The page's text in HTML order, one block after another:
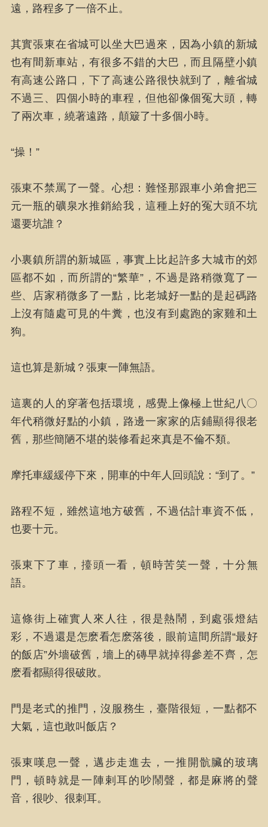
遠，路程多了一倍不止。
其實張東在省城可以坐大巴過來，因為小鎮的新城
也有間新車站，有很多不錯的大巴，而且隔壁小鎮
有高速公路口，下了高速公路很快就到了，離省城
不過三、四個小時的車程，但他卻像個冤大頭，轉
了兩次車，繞著遠路，顛簸了十多個小時。
“操！”
張東不禁罵了一聲。心想：難怪那跟車小弟會把三
元一瓶的礦泉水推銷給我，這種上好的冤大頭不坑
還要坑誰？
小裏鎮所謂的新城區，事實上比起許多大城市的郊
區都不如，而所謂的“繁華”，不過是路稍微寬了一
些、店家稍微多了一點，比老城好一點的是起碼路
上沒有隨處可見的牛糞，也沒有到處跑的家雞和土
狗。
這也算是新城？張東一陣無語。
這裏的人的穿著包括環境，感覺上像極上世紀八〇
年代稍微好點的小鎮，路邊一家家的店鋪顯得很老
舊，那些簡陋不堪的裝修看起來真是不倫不類。
摩托車緩緩停下來，開車的中年人回頭說：“到了。”
路程不短，雖然這地方破舊，不過估計車資不低，
也要十元。
張東下了車，擡頭一看，頓時苦笑一聲，十分無
語。
這條街上確實人來人往，很是熱鬧，到處張燈結
彩，不過還是怎麽看怎麽落後，眼前這間所謂“最好
的飯店”外墻破舊，墻上的磚早就掉得參差不齊，怎
麽看都顯得很破敗。
門是老式的推門，沒服務生，臺階很短，一點都不
大氣，這也敢叫飯店？
張東嘆息一聲，邁步走進去，一推開骯臟的玻璃
門，頓時就是一陣剌耳的吵鬧聲，都是麻將的聲
音，很吵、很刺耳。